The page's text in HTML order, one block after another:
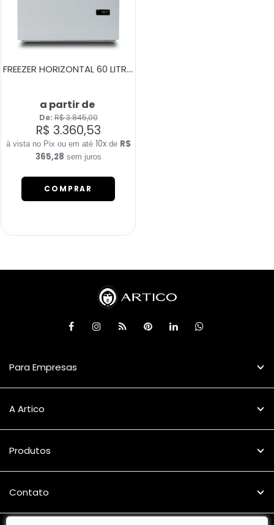
FREEZER HORIZONTAL 60 LITROS FH80B BRANCO
a partir de
De: R$ 3.845,00
R$ 3.360,53
10xde R$
365,28 sem juros
COMPRAR
Para Empresas
A Artico
Produtos
Contato